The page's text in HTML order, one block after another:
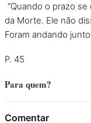
“Quando o prazo
da Morte. Ele não
Foram andando
P. 45
Para quem?
Comentar